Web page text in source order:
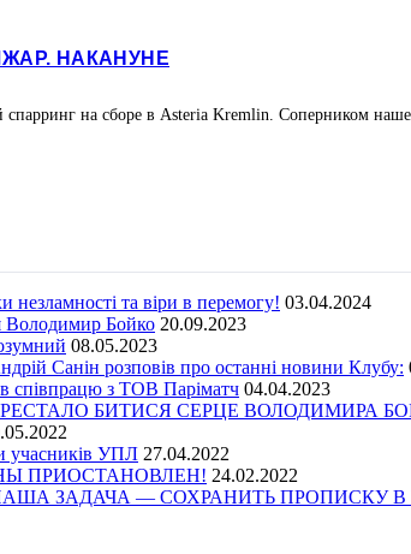
НАКАНУНЕ
спарринг на сборе в Asteria Kremlin. Соперником
та віри в перемогу! 03.04.2024
Володимир Бойко 20.09.2023
08.05.2023
Санін розповів про останні новини Клубу:
співпрацю з ТОВ Паріматч 04.04.2023
БИТИСЯ СЕРЦЕ ВОЛОДИМИРА
учасників УПЛ 27.04.2022
ПРИОСТАНОВЛЕН! 24.02.2022
ЗАДАЧА — СОХРАНИТЬ ПРОПИСКУ В